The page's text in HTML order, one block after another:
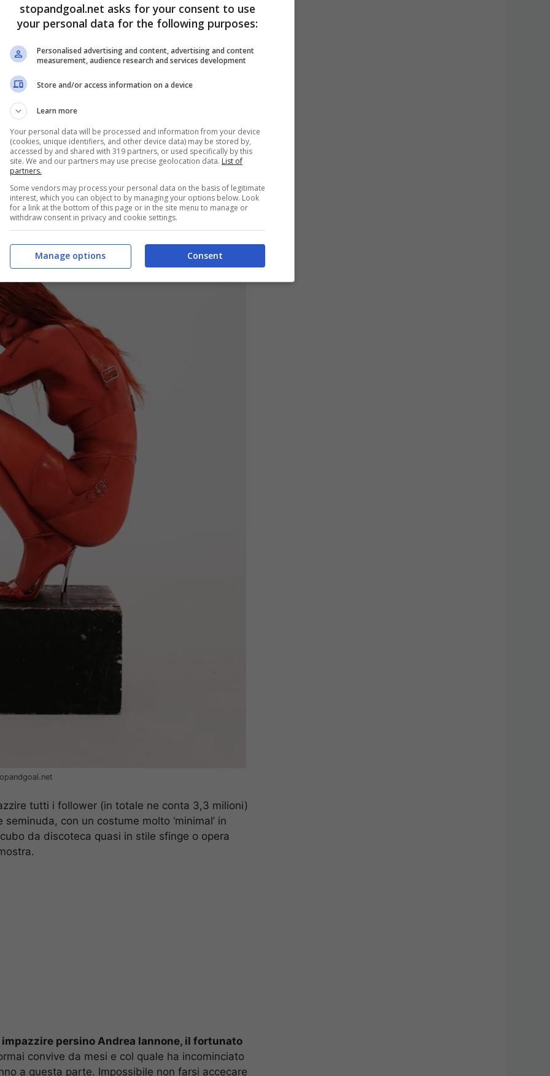
di mostrarsi come mamma l’ha fatta, che
fan maschietti della cantante, o anche da
come un modello di fascino, sensualità e
profilo ufficiale, Elodie continua a pubblicare
di backstage e shooting. Il tutto
la cantante classe 1990 fa trasparire
tutti i follower (in totale ne conta 3,3 milioni)
seminuda, con un costume molto ‘minimal’ in
da discoteca quasi in stile sfinge o opera
persino Andrea Iannone, il fortunato
convive da mesi e col quale ha incominciato
a questa parte. Impossibile non farsi accecare
stopandgoal.net asks for your consent to use
your personal data for the following purposes:
Personalised advertising and content, advertising and content
measurement, audience research and services development
Store and/or access information on a device
Learn more
Your personal data will be processed and information from your device
(cookies, unique identifiers, and other device data) may be stored by,
accessed by and shared with 319 partners, or used specifically by this
site. We and our partners may use precise geolocation data. List of
partners.
Some vendors may process your personal data on the basis of legitimate
interest, which you can object to by managing your options below. Look
for a link at the bottom of this page or in the site menu to manage or
withdraw consent in privacy and cookie settings.
Consent
Manage options